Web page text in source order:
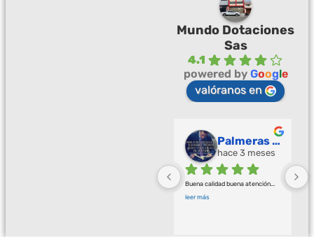
Mundo Dotaciones
Sas
4.1
powered by Google
valóranos en
Palmeras Doradas
hace 3 meses
Buena calidad buena atención
leer más